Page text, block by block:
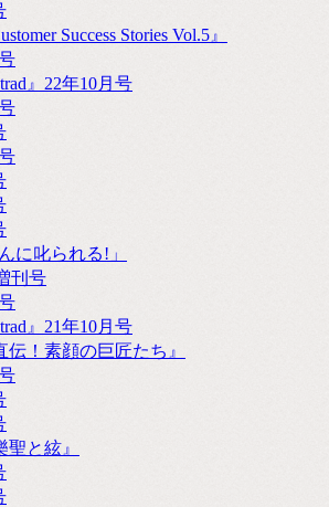
Success Stories Vol.5』
』22年10月号
に叱られる!」
刊号
』21年10月号
！素顔の巨匠たち』
と絃』